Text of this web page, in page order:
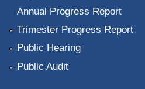
Annual Progress Report
Trimester Progress Report
Public Hearing
Public Audit